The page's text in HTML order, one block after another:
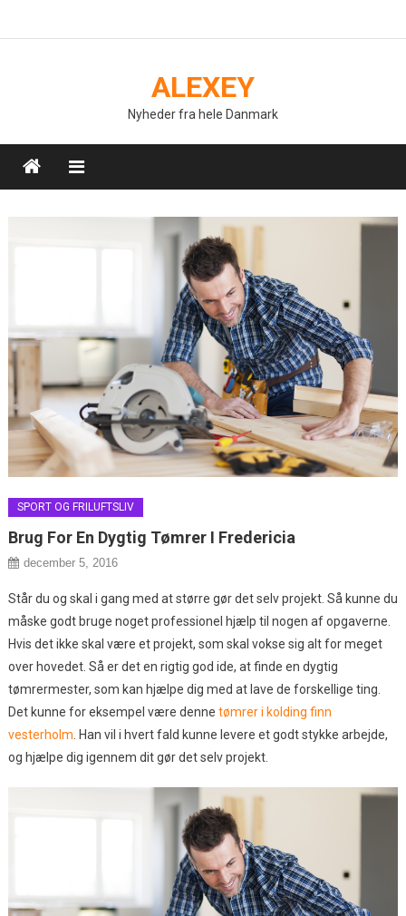
ALEXEY
Nyheder fra hele Danmark
SPORT OG FRILUFTSLIV
Brug For En Dygtig Tømrer I Fredericia
december 5, 2016
Står du og skal i gang med at større gør det selv projekt. Så kunne du
måske godt bruge noget professionel hjælp til nogen af opgaverne.
Hvis det ikke skal være et projekt, som skal vokse sig alt for meget
over hovedet. Så er det en rigtig god ide, at finde en dygtig
tømrermester, som kan hjælpe dig med at lave de forskellige ting.
Det kunne for eksempel være denne tømrer i kolding finn
vesterholm . Han vil i hvert fald kunne levere et godt stykke arbejde,
og hjælpe dig igennem dit gør det selv projekt.